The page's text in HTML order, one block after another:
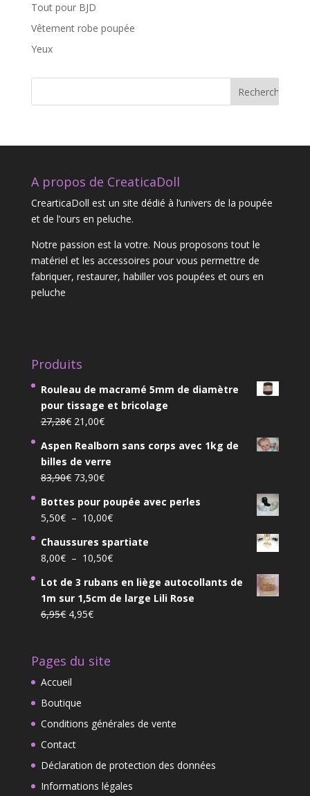
Tout pour BJD
Vêtement robe poupée
Yeux
A propos de CreaticaDoll
CrearticaDoll est un site dédié à l’univers de la poupée
et de l’ours en peluche.
Notre passion est la votre. Nous proposons tout le
matériel et les accessoires pour vous permettre de
fabriquer, restaurer, habiller vos poupées et ours en
peluche
Produits
Rouleau de macramé 5mm de diamètre
pour tissage et bricolage
27,28€ Le
initial
était :
27,28€.
21,00€Le
actuel
est :
21,00€.
Aspen Realborn sans corps avec 1kg de
billes de verre
83,90€ Le
initial
était :
83,90€.
73,90€Le
actuel
est :
73,90€.
Bottes pour poupée avec perles
5,50€ – 10,00€Plage
prix :
5,50€
à
10,00€
Chaussures spartiate
8,00€ – 10,50€Plage
prix :
8,00€
Lot de 3 rubans en liège autocollants de
1m sur 1,5cm de large Lili Rose
6,95€ Le
était :
6,95€.
4,95€Le
est :
Pages du site
Accueil
Boutique
Conditions générales de vente
Contact
Déclaration de protection des données
Informations légales